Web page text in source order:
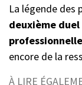
La légende des
deuxième
professionnelle
encore de la
À LIRE